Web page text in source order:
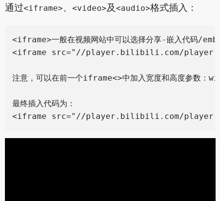
通过<iframe>、 <video>及<audio>格式插入：
<iframe>一般在视频网站中可以选择分享-嵌入代码/
<iframe src="//player.bilibili.com/
注意，可以在前一个iframe<>中加入宽度和高度参数
最终插入代码为：